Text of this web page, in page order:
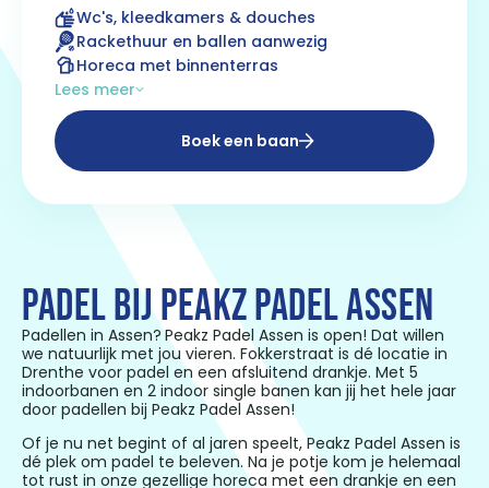
Wc's, kleedkamers & douches
Rackethuur en ballen aanwezig
Horeca met binnenterras
Lees meer
Boek een baan
PADEL BIJ PEAKZ PADEL ASSEN
Padellen in Assen? Peakz Padel Assen is open! Dat willen
we natuurlijk met jou vieren. Fokkerstraat is dé locatie in
Drenthe voor padel en een afsluitend drankje. Met 5
indoorbanen en 2 indoor single banen kan jij het hele jaar
door padellen bij Peakz Padel Assen!
Of je nu net begint of al jaren speelt, Peakz Padel Assen is
dé plek om padel te beleven. Na je potje kom je helemaal
tot rust in onze gezellige horeca met een drankje en een